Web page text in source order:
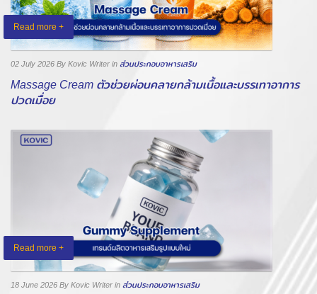
Read more +
02 July 2026By Kovic Writerinส่วนประกอบอาหารเสริม
Massage Cream ตัวช่วยผ่อนคลายกล้ามเนื้อและบรรเทาอาการ
ปวดเมื่อย
Read more +
18 June 2026By Kovic Writerinส่วนประกอบอาหารเสริม